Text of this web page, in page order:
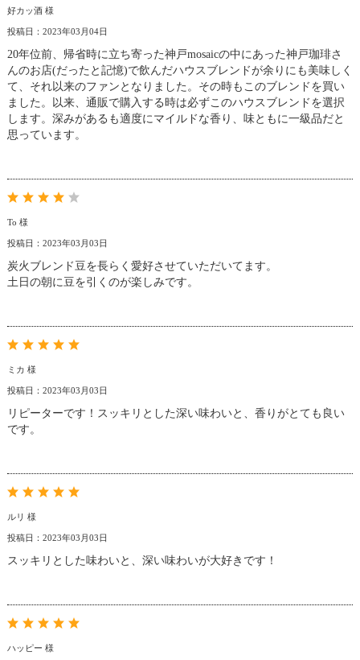
好カッ酒 様
投稿日：2023年03月04日
20年位前、帰省時に立ち寄った神戸mosaicの中にあった神戸珈琲さ
んのお店(だったと記憶)で飲んだハウスブレンドが余りにも美味しく
て、それ以来のファンとなりました。その時もこのブレンドを買い
ました。以来、通販で購入する時は必ずこのハウスブレンドを選択
します。深みがあるも適度にマイルドな香り、味ともに一級品だと
思っています。
To 様
投稿日：2023年03月03日
炭火ブレンド豆を長らく愛好させていただいてます。
土日の朝に豆を引くのが楽しみです。
ミカ 様
投稿日：2023年03月03日
リピーターです！スッキリとした深い味わいと、香りがとても良い
です。
ルリ 様
投稿日：2023年03月03日
スッキリとした味わいと、深い味わいが大好きです！
ハッピー 様